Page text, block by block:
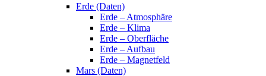
Erde (Daten)
Erde – Atmosphäre
Erde – Klima
Erde – Oberfläche
Erde – Aufbau
Erde – Magnetfeld
Mars (Daten)